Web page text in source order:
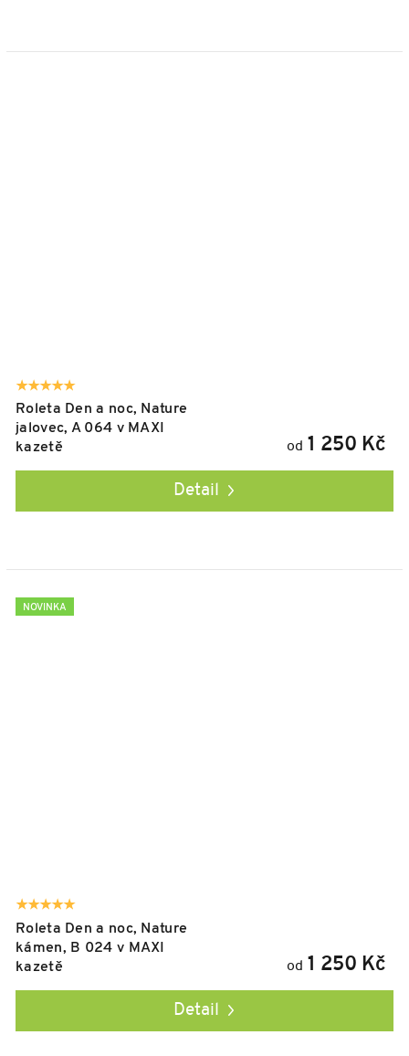
Roleta Den a noc, Nature
jalovec, A 064 v MAXI
kazetě
od 1 250 Kč
Detail
NOVINKA
Roleta Den a noc, Nature
kámen, B 024 v MAXI
kazetě
od 1 250 Kč
Detail